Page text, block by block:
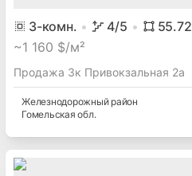
3-комн. 4/5 55.72
~1 160 $/м²
Продажа 3к Привокзальная 2а
Железнодорожныйрайон
Гомельская обл.